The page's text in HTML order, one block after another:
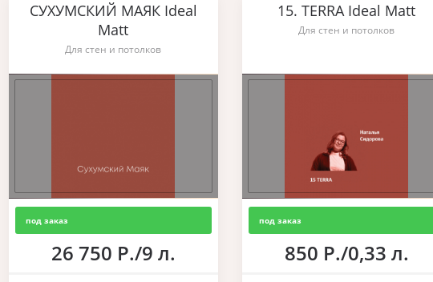
СУХУМСКИЙ МАЯК Ideal
Matt
Для стен и потолков
под заказ
26 750 Р./9 л.
15. TERRA Ideal Matt
Для стен и потолков
под заказ
850 Р./0,33 л.